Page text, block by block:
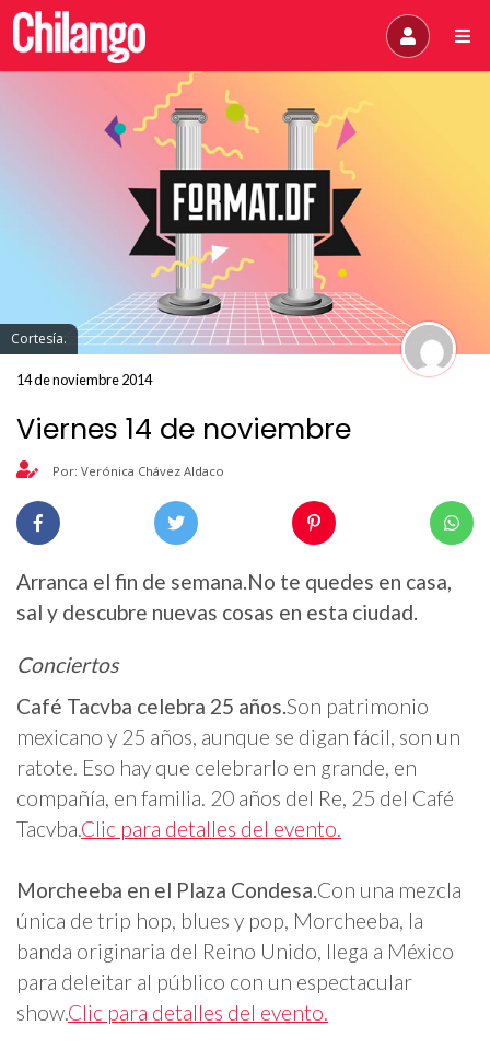
Cortesía.
14 de noviembre 2014
Viernes 14 de noviembre
Por: Verónica Chávez Aldaco
Arranca el fin de semana.No te quedes en casa,
sal y descubre nuevas cosas en esta ciudad.
Conciertos
Café Tacvba celebra 25 años.Son patrimonio
mexicano y 25 años, aunque se digan fácil, son un
ratote. Eso hay que celebrarlo en grande, en
compañía, en familia. 20 años del Re, 25 del Café
Tacvba.Clic para detalles del evento.
Morcheeba en el Plaza Condesa.Con una mezcla
única de trip hop, blues y pop, Morcheeba, la
banda originaria del Reino Unido, llega a México
para deleitar al público con un espectacular
show.Clic para detalles del evento.